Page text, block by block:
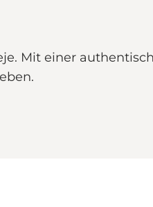
Mit einer